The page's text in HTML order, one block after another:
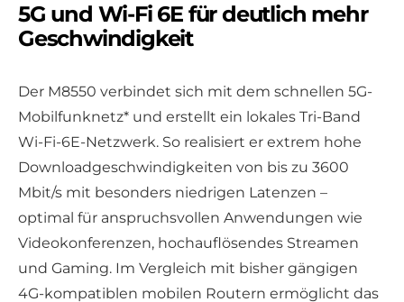
5G und Wi-Fi 6E für deutlich mehr
Geschwindigkeit
Der M8550 verbindet sich mit dem schnellen 5G-
Mobilfunknetz* und erstellt ein lokales Tri-Band
Wi-Fi-6E-Netzwerk. So realisiert er extrem hohe
Downloadgeschwindigkeiten von bis zu 3600
Mbit/s mit besonders niedrigen Latenzen –
optimal für anspruchsvollen Anwendungen wie
Videokonferenzen, hochauflösendes Streamen
und Gaming. Im Vergleich mit bisher gängigen
4G-kompatiblen mobilen Routern ermöglicht das